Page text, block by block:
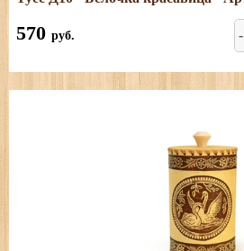
Размеры: диаметр - 11 см;
объём - 1 л.
570 руб. -